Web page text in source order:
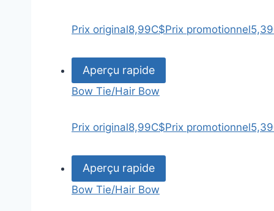
Prix original8,99C$Prix promotionnel
Aperçu rapide
Bow Tie/Hair Bow
Prix original8,99C$Prix promotionnel
Aperçu rapide
Bow Tie/Hair Bow